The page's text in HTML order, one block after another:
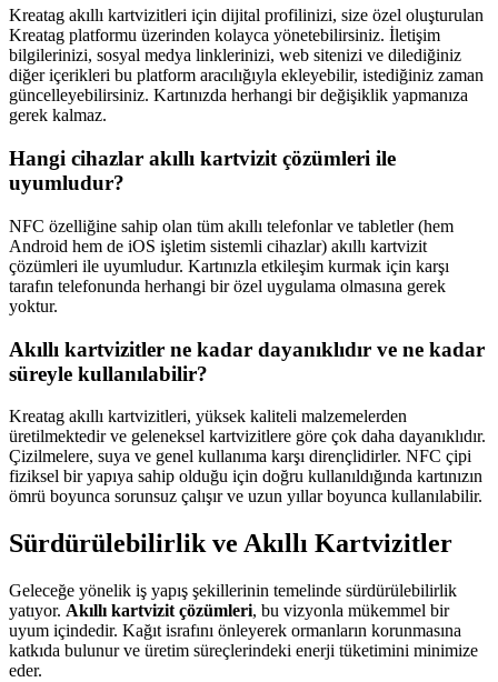
Kreatag akıllı kartvizitleri için dijital profilinizi, size özel oluşturulan
Kreatag platformu üzerinden kolayca yönetebilirsiniz. İletişim
bilgilerinizi, sosyal medya linklerinizi, web sitenizi ve dilediğiniz
diğer içerikleri bu platform aracılığıyla ekleyebilir, istediğiniz zaman
güncelleyebilirsiniz. Kartınızda herhangi bir değişiklik yapmanıza
gerek kalmaz.
Hangi cihazlar akıllı kartvizit çözümleri ile
uyumludur?
NFC özelliğine sahip olan tüm akıllı telefonlar ve tabletler (hem
Android hem de iOS işletim sistemli cihazlar) akıllı kartvizit
çözümleri ile uyumludur. Kartınızla etkileşim kurmak için karşı
tarafın telefonunda herhangi bir özel uygulama olmasına gerek
yoktur.
Akıllı kartvizitler ne kadar dayanıklıdır ve ne kadar
süreyle kullanılabilir?
Kreatag akıllı kartvizitleri, yüksek kaliteli malzemelerden
üretilmektedir ve geleneksel kartvizitlere göre çok daha dayanıklıdır.
Çizilmelere, suya ve genel kullanıma karşı dirençlidirler. NFC çipi
fiziksel bir yapıya sahip olduğu için doğru kullanıldığında kartınızın
ömrü boyunca sorunsuz çalışır ve uzun yıllar boyunca kullanılabilir.
Sürdürülebilirlik ve Akıllı Kartvizitler
Geleceğe yönelik iş yapış şekillerinin temelinde sürdürülebilirlik
yatıyor. Akıllı kartvizit çözümleri, bu vizyonla mükemmel bir
uyum içindedir. Kağıt israfını önleyerek ormanların korunmasına
katkıda bulunur ve üretim süreçlerindeki enerji tüketimini minimize
eder.